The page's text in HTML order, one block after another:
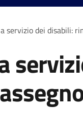
servizio dei disabili: